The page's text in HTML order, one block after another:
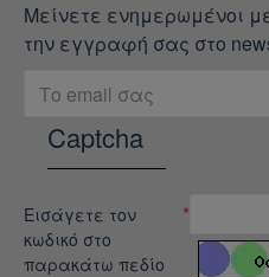
Μείνετε ενημερωμένοι
την εγγραφή σας στο
Captcha
Εισάγετε τον
κωδικό στο
παρακάτω πεδίο